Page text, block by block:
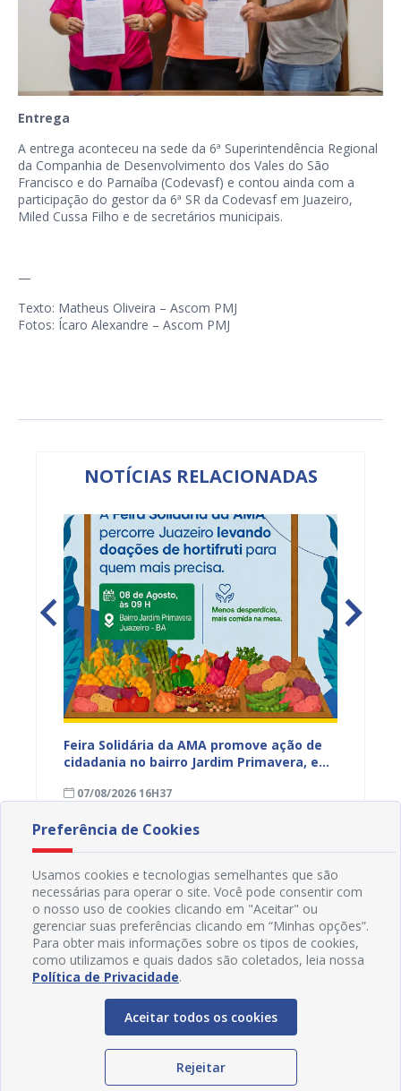
Entrega
A entrega aconteceu na sede da 6ª Superintendência Regional
da Companhia de Desenvolvimento dos Vales do São
Francisco e do Parnaíba (Codevasf) e contou ainda com a
participação do gestor da 6ª SR da Codevasf em Juazeiro,
Miled Cussa Filho e de secretários municipais.
—
Texto: Matheus Oliveira – Ascom PMJ
Fotos: Ícaro Alexandre – Ascom PMJ
NOTÍCIAS RELACIONADAS
Feira Solidária da AMA promove ação de
cidadania no bairro Jardim Primavera, em
07/08/2026 16H37
Preferência de Cookies
Usamos cookies e tecnologias semelhantes que são
necessárias para operar o site. Você pode consentir com
o nosso uso de cookies clicando em "Aceitar" ou
gerenciar suas preferências clicando em “Minhas opções”.
Para obter mais informações sobre os tipos de cookies,
como utilizamos e quais dados são coletados, leia nossa
Política de Privacidade.
Aceitar todos os cookies
Rejeitar